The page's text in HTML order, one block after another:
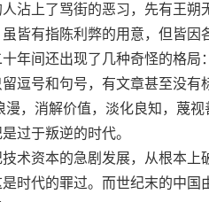
上了骂街的恶习，先有王朔
皆有指陈利弊的用意，但皆因
年间还出现了几种奇怪的格局
逗号和句号，有文章甚至没有
漫，消解价值，淡化良知，蔑
过于叛逆的时代。
资本的急剧发展，从根本上
时代的罪过。而世纪末的中国